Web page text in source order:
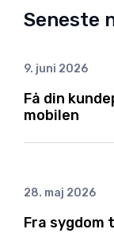
Seneste
9. juni 2026
Få din
mobilen
28. maj 2026
Fra sygdom